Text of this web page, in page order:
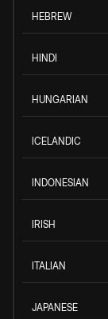
HEBREW
HINDI
HUNGARIAN
ICELANDIC
INDONESIAN
IRISH
ITALIAN
JAPANESE